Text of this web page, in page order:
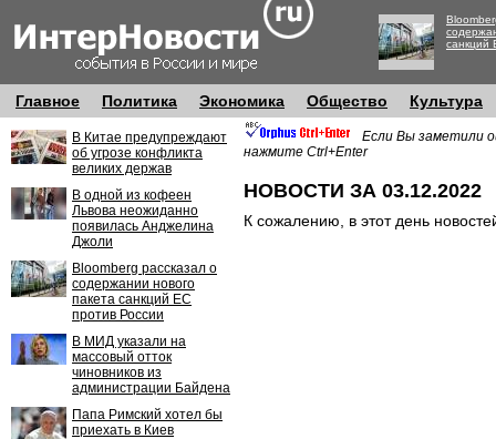
санкций
Главное Политика Экономика Общество Культура
В Китае предупреждают
об угрозе конфликта
великих держав
В одной из кофеен
Львова неожиданно
появилась Анджелина
Джоли
Bloomberg рассказал о
содержании нового
пакета санкций ЕС
против России
В МИД указали на
массовый отток
чиновников из
администрации Байдена
Папа Римский хотел бы
приехать в Киев
Если Вы заметили
нажмите Ctrl+Enter
НОВОСТИ ЗА 03.12.2022
К сожалению, в этот день